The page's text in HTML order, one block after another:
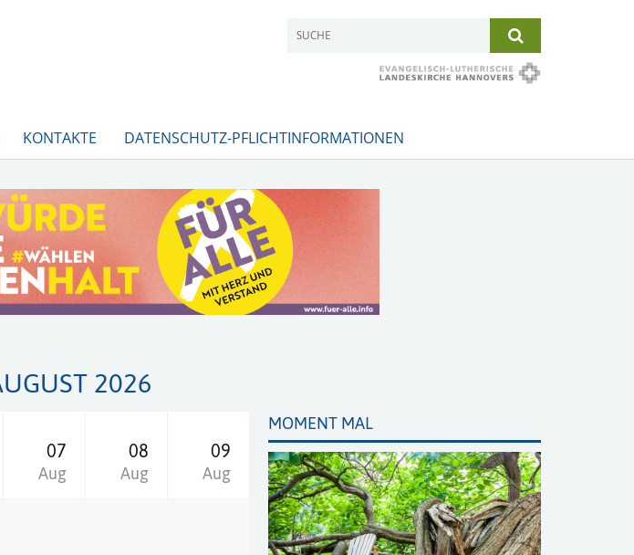
KONTAKTE DATENSCHUTZ-PFLICHTINFORMATIONEN
2026
07
Aug
08
Aug
09
Aug
MOMENT MAL